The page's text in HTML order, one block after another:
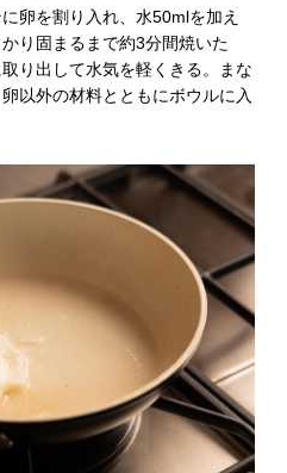
卵を割り入れ、水50mlを加え
り固まるまで約3分間焼いた
り出して水気を軽くきる。まな
以外の材料とともにボウルに入